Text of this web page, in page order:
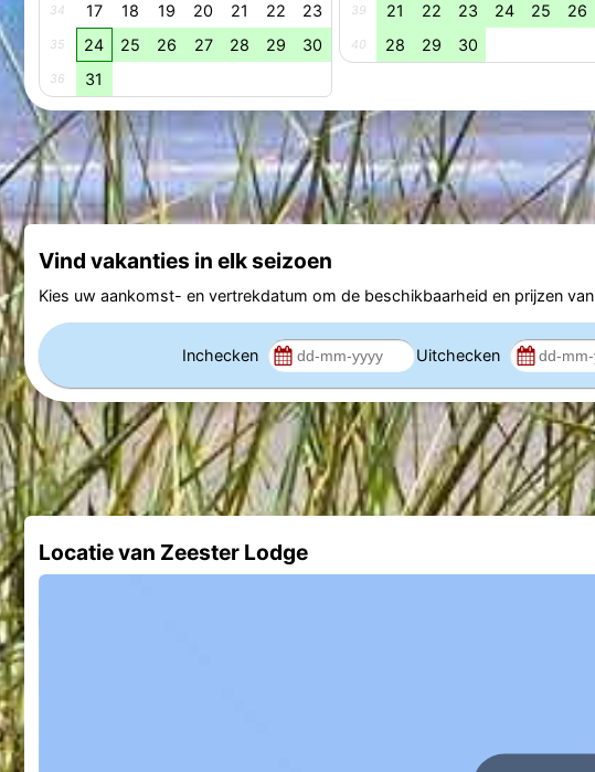
34 17 18 19 20 21 22 23
35 24 25 26 27 28 29 30
36 31
39 21 22 23 24 25 26
40 28 29 30
Vind vakanties in elk seizoen
Kies uw aankomst- en vertrekdatum om de beschikbaarheid en prijzen van
Inchecken Uitchecken
Locatie van Zeester Lodge